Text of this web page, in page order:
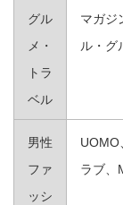
グル
メ・
トラ
ベル
マガジ
ル・グ
男性
ファ
ッシ
UOMO
ラブ、